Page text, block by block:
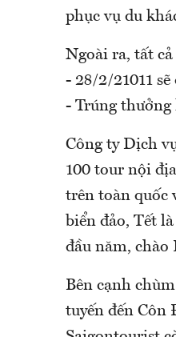
phục vụ du
Ngoài ra, tất
- 28/2/21011
- Trúng thưởng
Công ty Dịch
100 tour nội
trên toàn quốc
biển đảo, Tết
đầu năm,
Bên cạnh
tuyến đến Côn